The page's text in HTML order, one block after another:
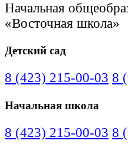
Начальная
«Восточная школа»
Детский сад
8 (423) 215-00-03 8
Начальная школа
8 (423) 215-00-03 8